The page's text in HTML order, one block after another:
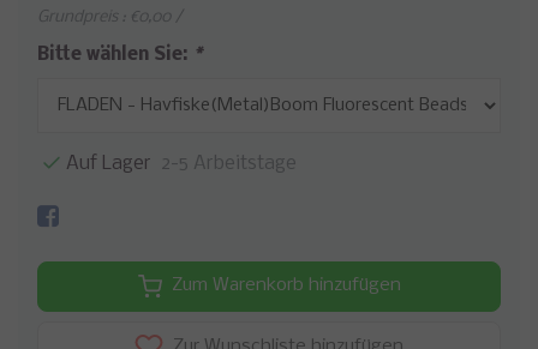
Grundpreis : €0,00 /
Bitte wählen Sie: *
Auf Lager 2-5 Arbeitstage
Zum Warenkorb hinzufügen